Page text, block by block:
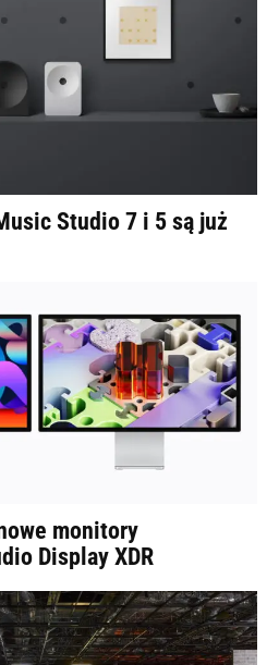
Studio 7 i 5 są już
monitory
Display XDR